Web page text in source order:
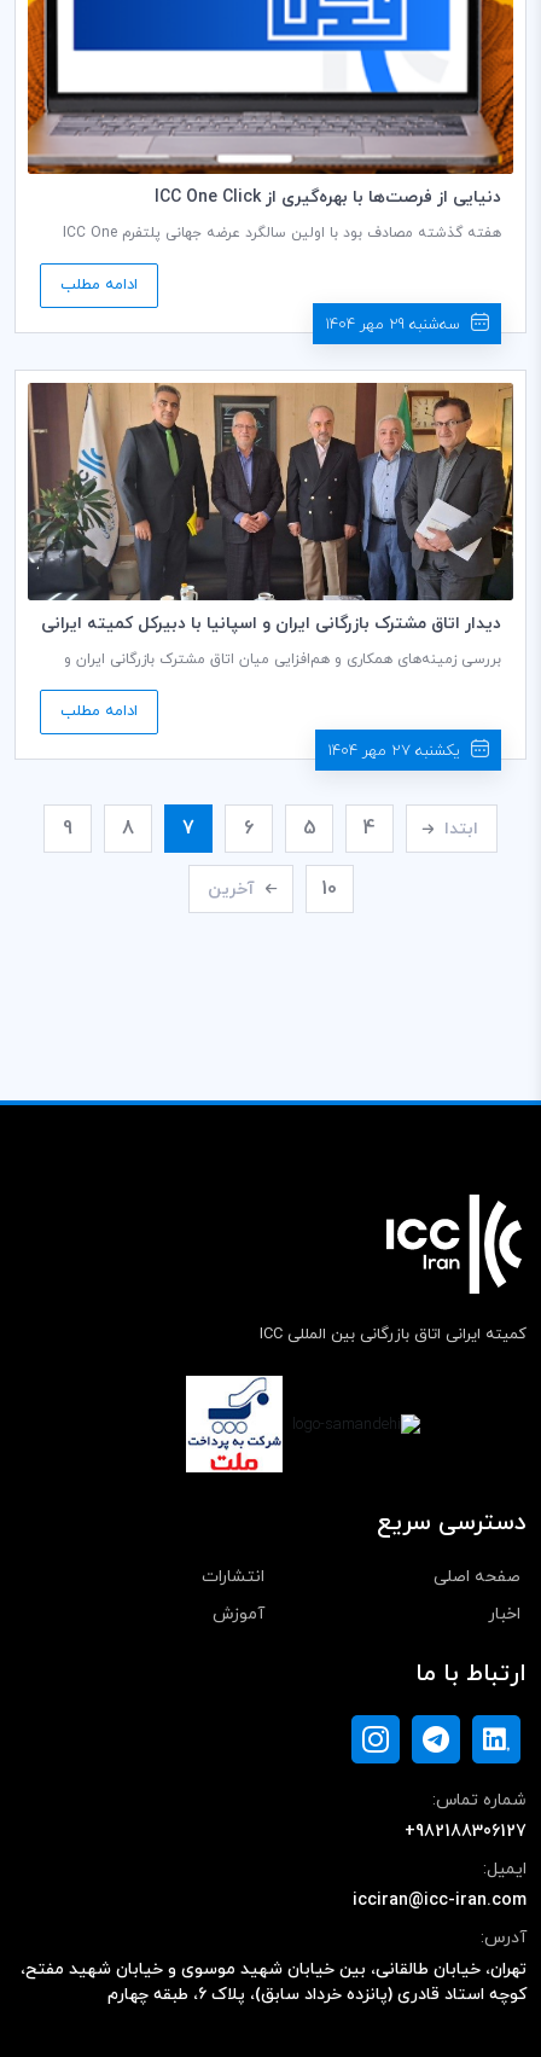
دنیایی از فرصت‌ها با بهره‌گیری از ICC One Click
هفته گذشته مصادف بود با اولین سالگرد عرضه جهانی پلتفرم ICC One
ادامه مطلب
سه‌شنبه 29 مهر 1404
دیدار اتاق مشترک بازرگانی ایران و اسپانیا با دبیرکل کمیته ایرانی
اتاق بازرگانی بین‌المللی
بررسی زمینه‌های همکاری و هم‌افزایی میان اتاق مشترک بازرگانی ایران و
ادامه مطلب
یکشنبه 27 مهر 1404
ابتدا 4
5
6
7
8
9
10 آخرین
کمیته ایرانی اتاق بازرگانی بین المللی ICC
دسترسی سریع
صفحه اصلی
انتشارات
اخبار
آموزش
ارتباط با ما
شماره تماس:
+982188306127
ایمیل:
icciran@icc-iran.com
آدرس:
تهران، خیابان طالقانی، بین خیابان شهید موسوی و خیابان شهید مفتح،
کوچه استاد قادری (پانزده خرداد سابق)، پلاک ۶، طبقه چهارم